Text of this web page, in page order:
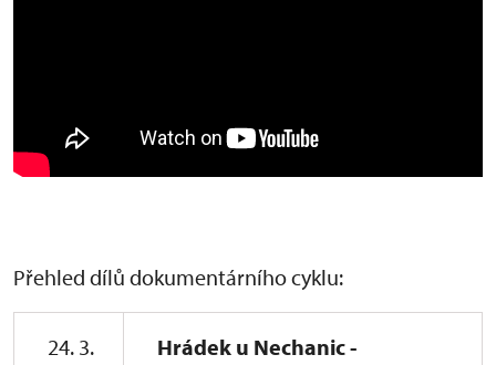
Přehled dílů dokumentárního cyklu:
24. 3.
Hrádek u Nechanic -